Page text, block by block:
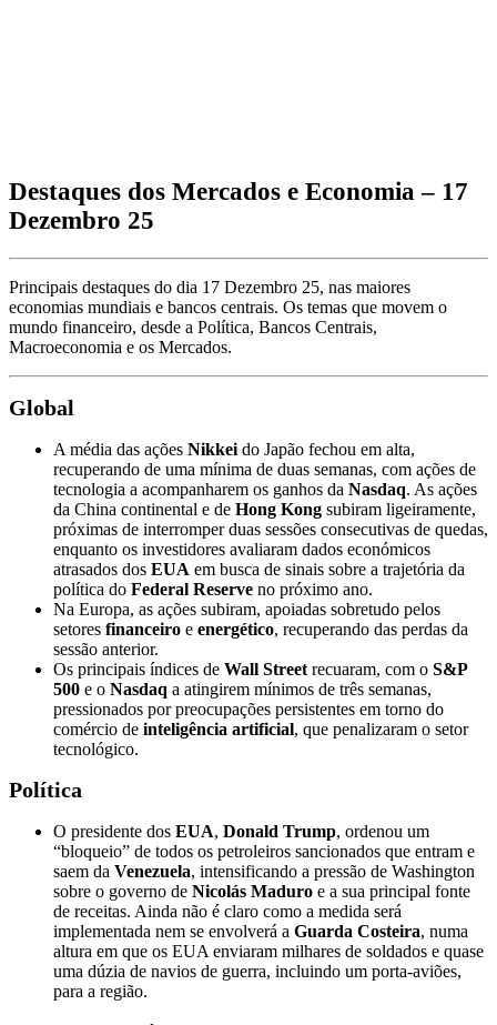
Destaques dos Mercados e Economia – 17
Dezembro 25
Principais destaques do dia 17 Dezembro 25, nas maiores
economias mundiais e bancos centrais. Os temas que movem o
mundo financeiro, desde a Política, Bancos Centrais,
Macroeconomia e os Mercados.
Global
A média das ações Nikkei do Japão fechou em alta,
recuperando de uma mínima de duas semanas, com ações de
tecnologia a acompanharem os ganhos da Nasdaq. As ações
da China continental e de Hong Kong subiram ligeiramente,
próximas de interromper duas sessões consecutivas de quedas,
enquanto os investidores avaliaram dados económicos
atrasados dos EUA em busca de sinais sobre a trajetória da
política do Federal Reserve no próximo ano.
Na Europa, as ações subiram, apoiadas sobretudo pelos
setores financeiro e energético, recuperando das perdas da
sessão anterior.
Os principais índices de Wall Street recuaram, com o S&P
500 e o Nasdaq a atingirem mínimos de três semanas,
pressionados por preocupações persistentes em torno do
comércio de inteligência artificial, que penalizaram o setor
tecnológico.
Política
O presidente dos EUA, Donald Trump, ordenou um
“bloqueio” de todos os petroleiros sancionados que entram e
saem da Venezuela, intensificando a pressão de Washington
sobre o governo de Nicolás Maduro e a sua principal fonte
de receitas. Ainda não é claro como a medida será
implementada nem se envolverá a Guarda Costeira, numa
altura em que os EUA enviaram milhares de soldados e quase
uma dúzia de navios de guerra, incluindo um porta-aviões,
para a região.